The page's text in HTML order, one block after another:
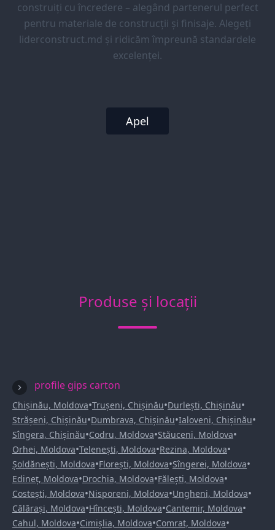
construiți cu încredere – alegând partenerul perfect
pentru materiale de construcții și finisaje. Alegeți
liderconstruct.md și ridicăm împreună standardele
excelenței.
Apel
Produse și locații
profile gips carton
Chișinău, Moldova•Trușeni, Chișinău•Durlești, Chișinău•
Strășeni, Chișinău•Dumbrava, Chișinău•Ialoveni, Chișinău•
Sîngera, Chișinău•Codru, Moldova•Stăuceni, Moldova•
Orhei, Moldova•Telenești, Moldova•Rezina, Moldova•
Șoldănești, Moldova•Florești, Moldova•Sîngerei, Moldova•
Edineț, Moldova•Drochia, Moldova•Fălești, Moldova•
Costești, Moldova•Nisporeni, Moldova•Ungheni, Moldova•
Călărași, Moldova•Hîncești, Moldova•Cantemir, Moldova•
Cahul, Moldova•Cimișlia, Moldova•Comrat, Moldova•